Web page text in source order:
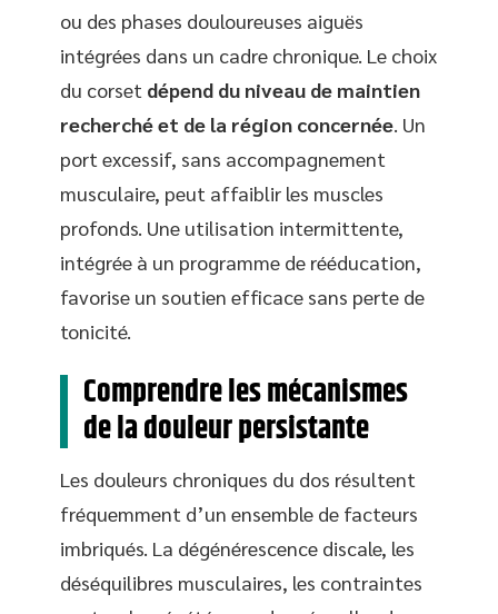
ou des phases douloureuses aiguës
intégrées dans un cadre chronique. Le choix
du corset dépend du niveau de maintien
recherché et de la région concernée . Un
port excessif, sans accompagnement
musculaire, peut affaiblir les muscles
profonds. Une utilisation intermittente,
intégrée à un programme de rééducation,
favorise un soutien efficace sans perte de
tonicité.
Comprendre les mécanismes
de la douleur persistante
Les douleurs chroniques du dos résultent
fréquemment d’un ensemble de facteurs
imbriqués. La dégénérescence discale, les
déséquilibres musculaires, les contraintes